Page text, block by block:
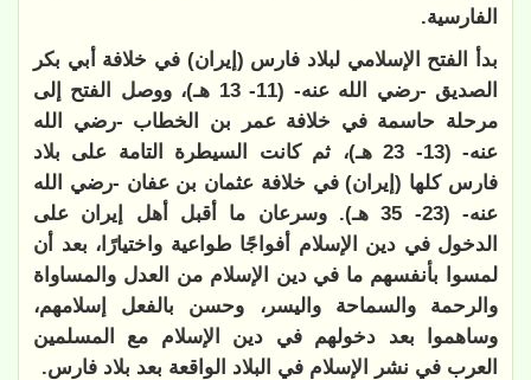
الفارسية.
بدأ الفتح الإسلامي لبلاد فارس (إيران) في خلافة أبي بكر
الصديق -رضي الله عنه- (11- 13 هـ)، ووصل الفتح إلى
مرحلة حاسمة في خلافة عمر بن الخطاب -رضي الله
عنه- (13- 23 هـ)، ثم كانت السيطرة التامة على بلاد
فارس كلها (إيران) في خلافة عثمان بن عفان -رضي الله
عنه- (23- 35 هـ). وسرعان ما أقبل أهل إيران على
الدخول في دين الإسلام أفواجًا طواعية واختيارًا، بعد أن
لمسوا بأنفسهم ما في دين الإسلام من العدل والمساواة
والرحمة والسماحة واليسر، وحسن بالفعل إسلامهم،
وساهموا بعد دخولهم في دين الإسلام مع المسلمين
العرب في نشر الإسلام في البلاد الواقعة بعد بلاد فارس.